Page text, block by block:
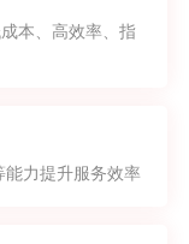
本、高效率、指
力提升服务效率